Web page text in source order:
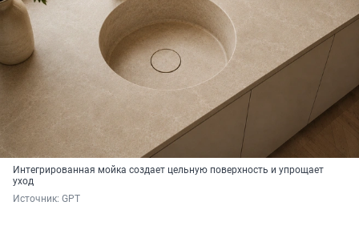
Интегрированная мойка создает цельную поверхность и упрощает
уход
Источник: GPT